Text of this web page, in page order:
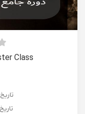
Class